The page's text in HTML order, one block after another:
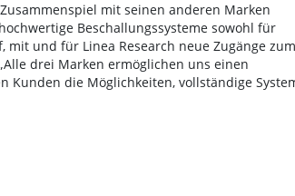
mit seinen anderen Marken
Beschallungssysteme sowohl für
und für Linea Research neue Zugänge zum
drei Marken ermöglichen uns einen
Kunden die Möglichkeiten, vollständige